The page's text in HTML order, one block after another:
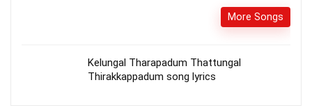
More Songs
Kelungal Tharapadum Thattungal
Thirakkappadum song lyrics